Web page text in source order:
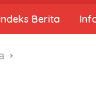
Berita